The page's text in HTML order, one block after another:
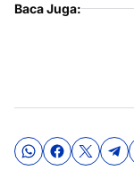
Baca Juga: